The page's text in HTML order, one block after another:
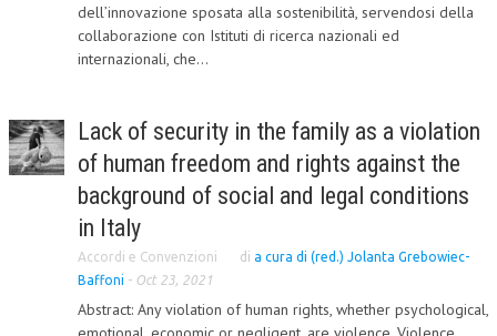
dell’innovazione sposata alla sostenibilità, servendosi della
collaborazione con Istituti di ricerca nazionali ed
internazionali, che...
Lack of security in the family as a violation
of human freedom and rights against the
background of social and legal conditions
in Italy
Accordi e Convenzioni di a cura di (red.) Jolanta Grebowiec-
Baffoni - Oct 23, 2021
Abstract: Any violation of human rights, whether psychological,